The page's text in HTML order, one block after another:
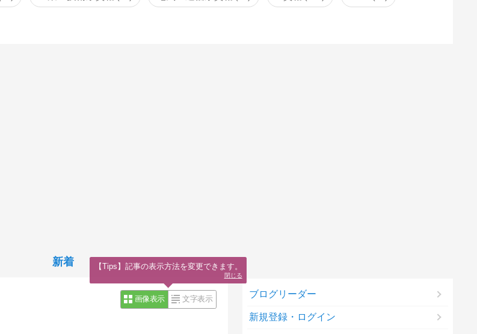
新着
画像表示 文字表示 ブログリーダー
新規登録・ログイン
【Tips】記事の表示方法を変更できます。
閉じる